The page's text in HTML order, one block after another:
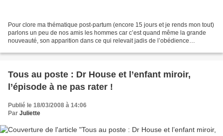
Pour clore ma thématique post-partum (encore 15 jours et je rends mon tout)
parlons un peu de nos amis les hommes car c’est quand même la grande
nouveauté, son apparition dans ce qui relevait jadis de l’obédience
Tous au poste : Dr House et l’enfant miroir,
l’épisode à ne pas rater !
Publié le 18/03/2008 à 14:06
Par Juliette